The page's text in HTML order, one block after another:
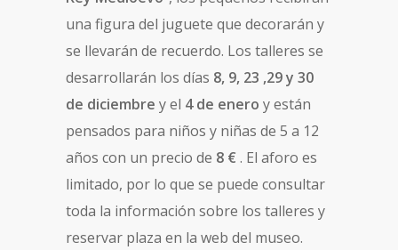
una figura del juguete que decorarán y
se llevarán de recuerdo. Los talleres se
desarrollarán los días 8, 9, 23 ,29 y 30
de diciembre y el 4 de enero y están
pensados para niños y niñas de 5 a 12
años con un precio de 8 € . El aforo es
limitado, por lo que se puede consultar
toda la información sobre los talleres y
reservar plaza en la web del museo.